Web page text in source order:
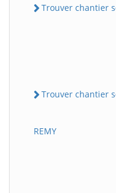
Trouver chantier
Trouver chantier
REMY